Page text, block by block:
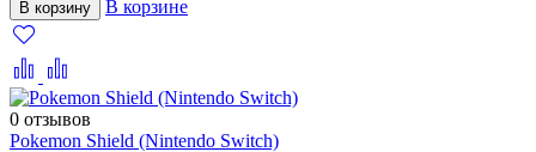
В корзину В корзине
0 отзывов
Pokemon Shield (Nintendo Switch)